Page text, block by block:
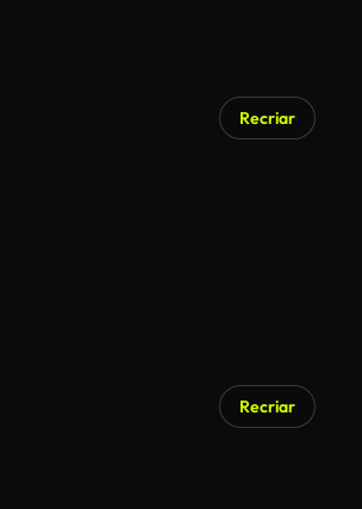
Recriar
Recriar